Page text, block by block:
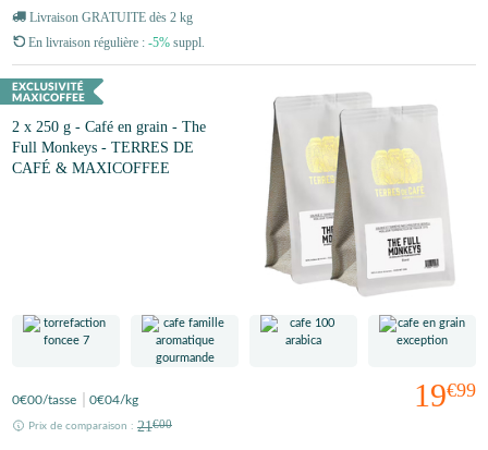
Livraison GRATUITE dès 2 kg
En livraison régulière : -5% suppl.
2 x 250 g - Café en grain - The
Full Monkeys - TERRES DE
CAFÉ & MAXICOFFEE
19€99
0€00/tasse 0€04/kg
Prix de comparaison : 21€00